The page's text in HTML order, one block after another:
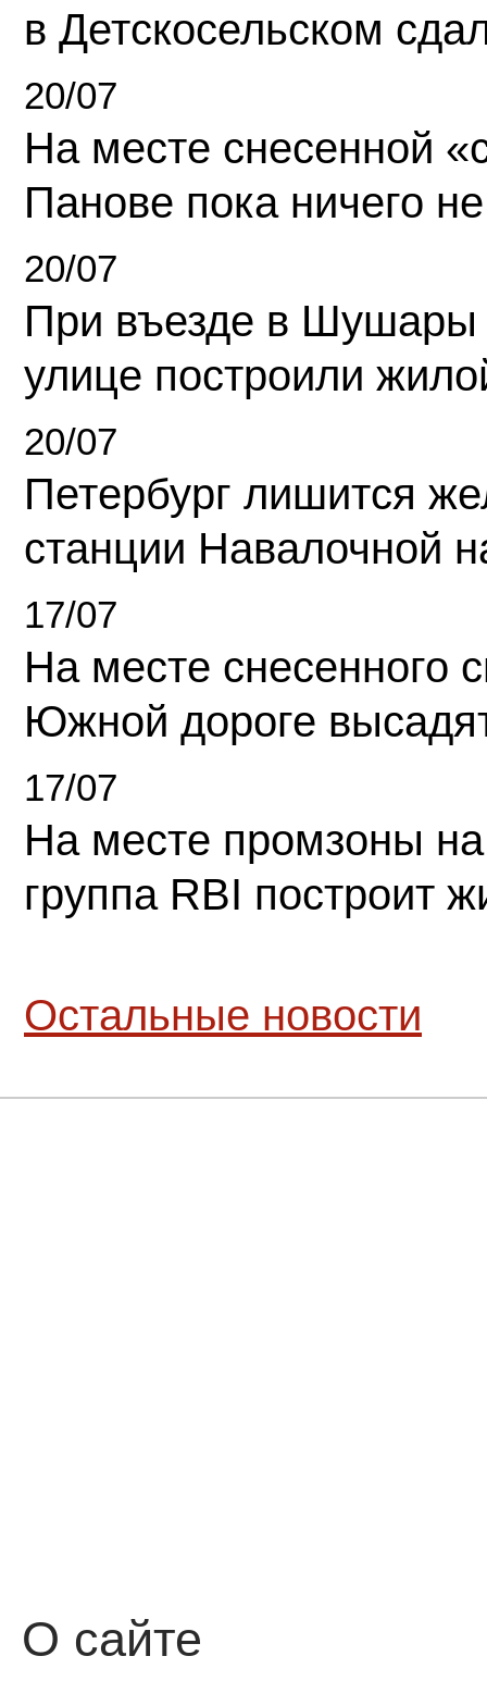
в Детскосельском
20/07
На месте снесенной
Панове пока ничего
20/07
При въезде в Шушары
улице построили
20/07
Петербург лишится
станции Навалочной
17/07
На месте снесенного
Южной дороге
17/07
На месте промзоны
группа RBI построит
Остальные новости
О сайте